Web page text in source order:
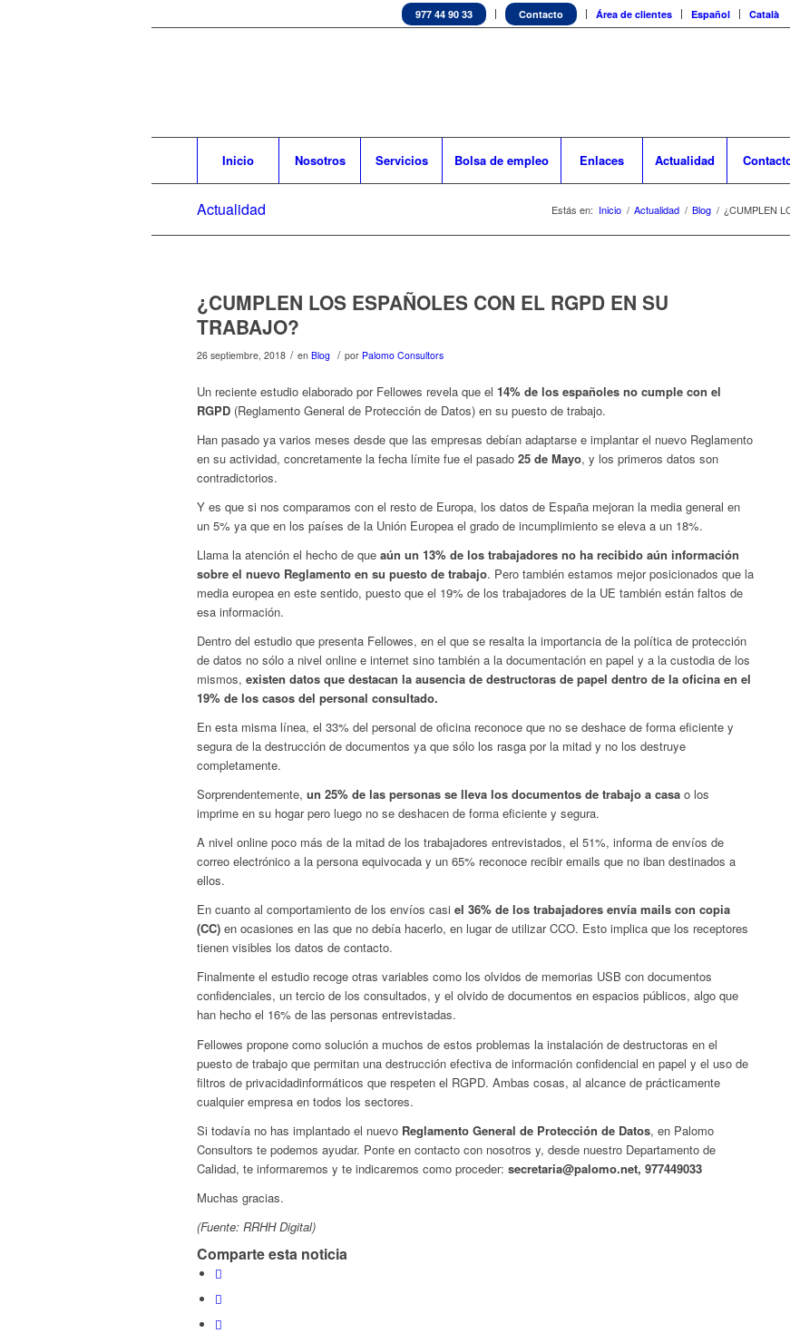
977 44 90 33 Contacto Área de clientes Español Català
Inicio Nosotros Servicios Bolsa de empleo Enlaces Actualidad
Actualidad Estás en: Inicio / Actualidad / Blog / ¿CUMPLEN
¿CUMPLEN LOS ESPAÑOLES CON EL RGPD EN SU
TRABAJO?
26 septiembre, 2018 / en Blog / por Palomo Consultors
Un reciente estudio elaborado por Fellowes revela que el 14% de los españoles no cumple con el
RGPD (Reglamento General de Protección de Datos) en su puesto de trabajo.
Han pasado ya varios meses desde que las empresas debían adaptarse e implantar el nuevo Reglamento
en su actividad, concretamente la fecha límite fue el pasado 25 de Mayo, y los primeros datos son
contradictorios.
Y es que si nos comparamos con el resto de Europa, los datos de España mejoran la media general en
un 5% ya que en los países de la Unión Europea el grado de incumplimiento se eleva a un 18%.
Llama la atención el hecho de que aún un 13% de los trabajadores no ha recibido aún información
sobre el nuevo Reglamento en su puesto de trabajo. Pero también estamos mejor posicionados que la
media europea en este sentido, puesto que el 19% de los trabajadores de la UE también están faltos de
esa información.
Dentro del estudio que presenta Fellowes, en el que se resalta la importancia de la política de protección
de datos no sólo a nivel online e internet sino también a la documentación en papel y a la custodia de los
mismos, existen datos que destacan la ausencia de destructoras de papel dentro de la oficina en el
19% de los casos del personal consultado.
En esta misma línea, el 33% del personal de oficina reconoce que no se deshace de forma eficiente y
segura de la destrucción de documentos ya que sólo los rasga por la mitad y no los destruye
completamente.
Sorprendentemente, un 25% de las personas se lleva los documentos de trabajo a casa o los
imprime en su hogar pero luego no se deshacen de forma eficiente y segura.
A nivel online poco más de la mitad de los trabajadores entrevistados, el 51%, informa de envíos de
correo electrónico a la persona equivocada y un 65% reconoce recibir emails que no iban destinados a
ellos.
En cuanto al comportamiento de los envíos casi el 36% de los trabajadores envía mails con copia
(CC) en ocasiones en las que no debía hacerlo, en lugar de utilizar CCO. Esto implica que los receptores
tienen visibles los datos de contacto.
Finalmente el estudio recoge otras variables como los olvidos de memorias USB con documentos
confidenciales, un tercio de los consultados, y el olvido de documentos en espacios públicos, algo que
han hecho el 16% de las personas entrevistadas.
Fellowes propone como solución a muchos de estos problemas la instalación de destructoras en el
puesto de trabajo que permitan una destrucción efectiva de información confidencial en papel y el uso de
filtros de privacidadinformáticos que respeten el RGPD. Ambas cosas, al alcance de prácticamente
cualquier empresa en todos los sectores.
Si todavía no has implantado el nuevo Reglamento General de Protección de Datos, en Palomo
Consultors te podemos ayudar. Ponte en contacto con nosotros y, desde nuestro Departamento de
Calidad, te informaremos y te indicaremos como proceder: secretaria@palomo.net, 977449033
Muchas gracias.
(Fuente: RRHH Digital)
Comparte esta noticia